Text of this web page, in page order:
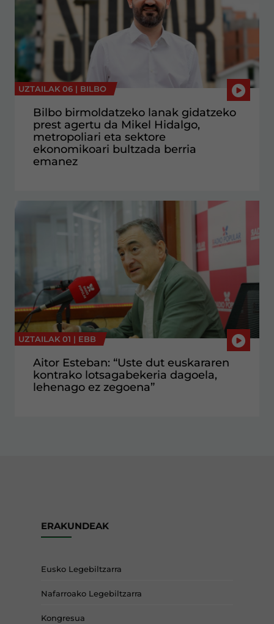
UZTAILAK 06 | BILBO
Bilbo birmoldatzeko lanak gidatzeko
prest agertu da Mikel Hidalgo,
metropoliari eta sektore
ekonomikoari bultzada berria
emanez
UZTAILAK 01 | EBB
Aitor Esteban: “Uste dut euskararen
kontrako lotsagabekeria dagoela,
lehenago ez zegoena”
ERAKUNDEAK
Eusko Legebiltzarra
Nafarroako Legebiltzarra
Kongresua